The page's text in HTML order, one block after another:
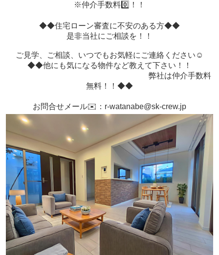
※仲介手数料0️⃣！！
◆◆住宅ローン審査に不安のある方◆◆
是非当社にご相談を！！
ご見学、ご相談、いつでもお気軽にご連絡ください☺️
◆◆他にも気になる物件など教えて下さい！！
弊社は仲介手数料
無料！！◆◆
お問合せメール✉️：r-watanabe@sk-crew.jp